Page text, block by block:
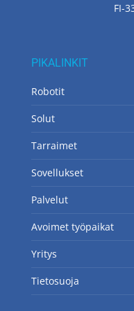
FI-
PIKALINKIT
Robotit
Solut
Tarraimet
Sovellukset
Palvelut
Avoimet työpaikat
Yritys
Tietosuoja